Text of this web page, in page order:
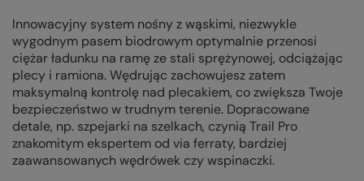
Innowacyjny system nośny z wąskimi, niezwykle
wygodnym pasem biodrowym optymalnie przenosi
ciężar ładunku na ramę ze stali sprężynowej, odciążając
plecy i ramiona. Wędrując zachowujesz zatem
maksymalną kontrolę nad plecakiem, co zwiększa Twoje
bezpieczeństwo w trudnym terenie. Dopracowane
detale, np. szpejarki na szelkach, czynią Trail Pro
znakomitym ekspertem od via ferraty, bardziej
zaawansowanych wędrówek czy wspinaczki.